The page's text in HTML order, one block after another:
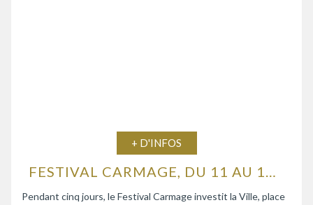
+ D'INFOS
Pendant cinq jours, le Festival Carmage investit la Ville, place